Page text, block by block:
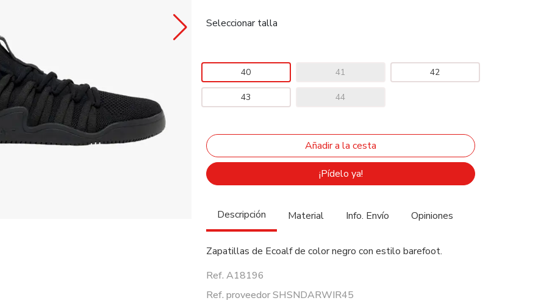
Seleccionar talla
40 41 42
43 44
¡Pídelo ya!
Descripción Material Info. Envío Opiniones
Zapatillas de Ecoalf de color negro con estilo barefoot.
Ref. A18196
Ref. proveedor SHSNDARWIR45